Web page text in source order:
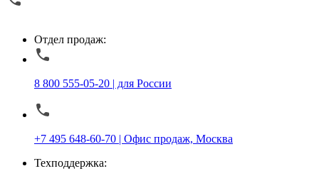
Отдел продаж:
8 800 555-05-20 | для России
+7 495 648-60-70 | Офис продаж, Москва
Техподдержка: